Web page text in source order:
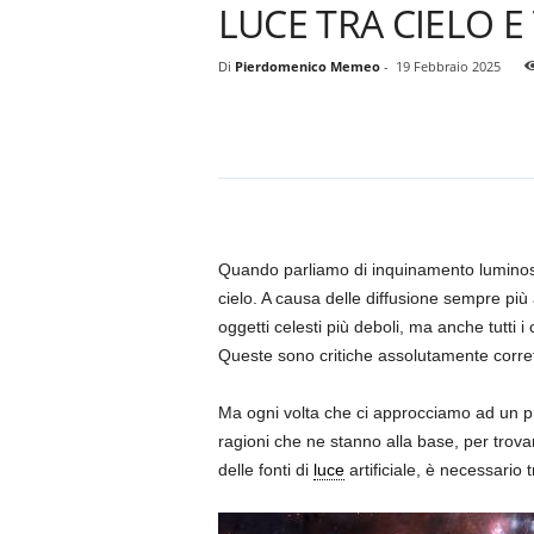
LUCE TRA CIELO
Di Pierdomenico Memeo- 19 Febbraio 2025
Quando parliamo di inquinamento
cielo. A causa delle diffusione sempre
oggetti celesti più deboli, ma anche tutti
Queste sono critiche assolutamente
Ma ogni volta che ci approcciamo ad un
ragioni che ne stanno alla base, per
delle fonti di luceartificiale, è necessario